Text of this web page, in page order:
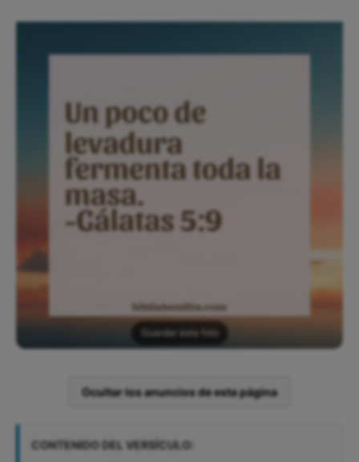
Guardar esta foto
Ocultar los anuncios de esta página
CONTENIDO DEL VERSÍCULO: